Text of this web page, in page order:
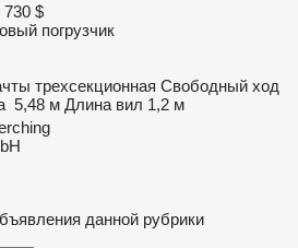
730 $
погрузчик
трехсекционная Свободный ход
5,48 м Длина вил 1,2 м
данной рубрики